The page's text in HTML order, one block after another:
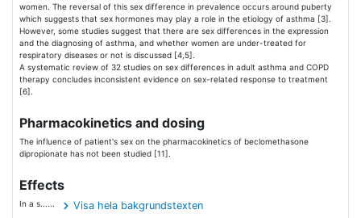
women. The reversal of this sex difference in prevalence occurs around puberty
which suggests that sex hormones may play a role in the etiology of asthma [3].
However, some studies suggest that there are sex differences in the expression
and the diagnosing of asthma, and whether women are under-treated for
respiratory diseases or not is discussed [4,5].
A systematic review of 32 studies on sex differences in adult asthma and COPD
therapy concludes inconsistent evidence on sex-related response to treatment
[6].
Pharmacokinetics and dosing
The influence of patient's sex on the pharmacokinetics of beclomethasone
dipropionate has not been studied [11].
Effects
In a s...... Visa hela bakgrundstexten